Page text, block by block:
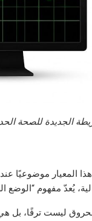
الجديدة للصحة
هذا المعيار موضوعيًا
يُعدّ مفهوم “الوضع
ليست ترفًا، بل